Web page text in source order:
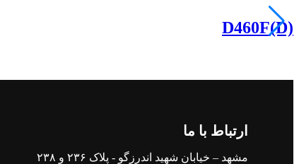
D460F(D)
ارتباط با ما
مشهد – خیابان شهید اندرزگو - پلاک ۲۳۶ و ۲۳۸